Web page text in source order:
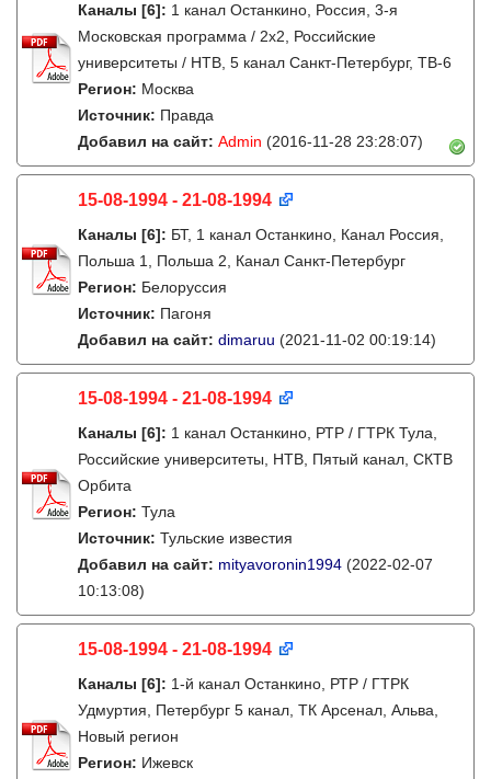
Каналы [6]: 1 канал Останкино, Россия, 3-я
Московская программа / 2x2, Российские
университеты / НТВ, 5 канал Санкт-Петербург, ТВ-6
Регион: Москва
Источник: Правда
Добавил на сайт: Admin (2016-11-28 23:28:07)
15-08-1994 - 21-08-1994
Каналы [6]: БТ, 1 канал Останкино, Канал Россия,
Польша 1, Польша 2, Канал Санкт-Петербург
Регион: Белоруссия
Источник: Пагоня
Добавил на сайт: dimaruu (2021-11-02 00:19:14)
15-08-1994 - 21-08-1994
Каналы [6]: 1 канал Останкино, РТР / ГТРК Тула,
Российские университеты, НТВ, Пятый канал, СКТВ
Орбита
Регион: Тула
Источник: Тульские известия
Добавил на сайт: mityavoronin1994 (2022-02-07
10:13:08)
15-08-1994 - 21-08-1994
Каналы [6]: 1-й канал Останкино, РТР / ГТРК
Удмуртия, Петербург 5 канал, ТК Арсенал, Альва,
Новый регион
Регион: Ижевск